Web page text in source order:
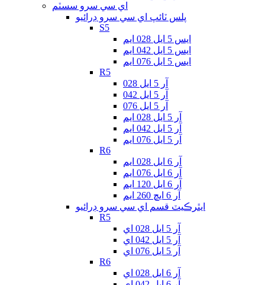
اي سي سرو سسٽم
پلس ٽائپ اي سي سرو ڊرائيو
S5
ايس 5 ايل 028 ايم
ايس 5 ايل 042 ايم
ايس 5 ايل 076 ايم
R5
آر 5 ايل 028
آر 5 ايل 042
آر 5 ايل 076
آر 5 ايل 028 ايم
آر 5 ايل 042 ايم
آر 5 ايل 076 ايم
R6
آر 6 ايل 028 ايم
آر 6 ايل 076 ايم
آر 6 ايل 120 ايم
آر 6 ايڇ 260 ايم
ايٿرڪيٽ قسم اي سي سرو ڊرائيو
R5
آر 5 ايل 028 اي
آر 5 ايل 042 اي
آر 5 ايل 076 اي
R6
آر 6 ايل 028 اي